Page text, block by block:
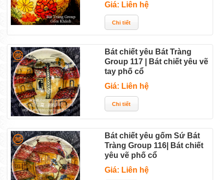
Giá: Liên hệ
Bát chiết yêu Bát Tràng
Group 117 | Bát chiết yêu vẽ
tay phố cổ
Giá: Liên hệ
Bát chiết yêu gốm Sứ Bát
Tràng Group 116| Bát chiết
yêu vẽ phố cổ
Giá: Liên hệ